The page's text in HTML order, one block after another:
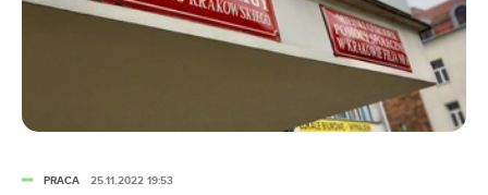
PRACA 25.11.2022 19:53